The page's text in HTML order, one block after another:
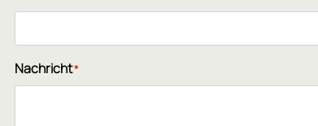
Nachricht*